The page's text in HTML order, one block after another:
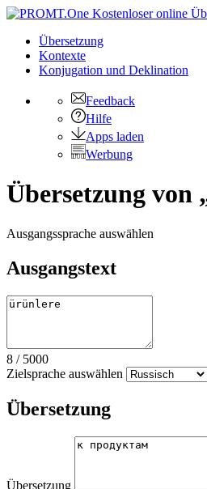
Übersetzung
Kontexte
Konjugation und Deklination
Feedback
Hilfe
Apps laden
Werbung
Übersetzung von
Ausgangssprache auswählen
Ausgangstext
8 / 5000
Zielsprache auswählen
Übersetzung
Übersetzung